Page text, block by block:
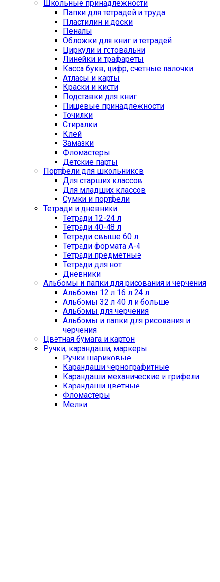
Школьные принадлежности
Папки для тетрадей и труда
Пластилин и доски
Пеналы
Обложки для книг и тетрадей
Циркули и готовальни
Линейки и трафареты
Касса букв, цифр, счетные палочки
Атласы и карты
Краски и кисти
Подставки для книг
Пищевые принадлежности
Точилки
Стиралки
Клей
Замазки
Фломастеры
Детские парты
Портфели для школьников
Для старших классов
Для младших классов
Сумки и портфели
Тетради и дневники
Тетради 12-24 л
Тетради 40-48 л
Тетради свыше 60 л
Тетради формата А-4
Тетради предметные
Тетради для нот
Дневники
Альбомы и папки для рисования и черчения
Альбомы 12 л 16 л 24 л
Альбомы 32 л 40 л и больше
Альбомы для черчения
Альбомы и папки для рисования и
черчения
Цветная бумага и картон
Ручки, карандаши, маркеры
Ручки шариковые
Карандаши чернографитные
Карандаши механические и грифели
Карандаши цветные
Фломастеры
Мелки